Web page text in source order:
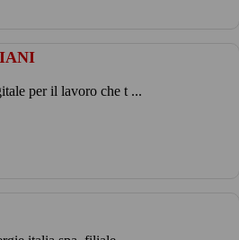
per il lavoro che t ...